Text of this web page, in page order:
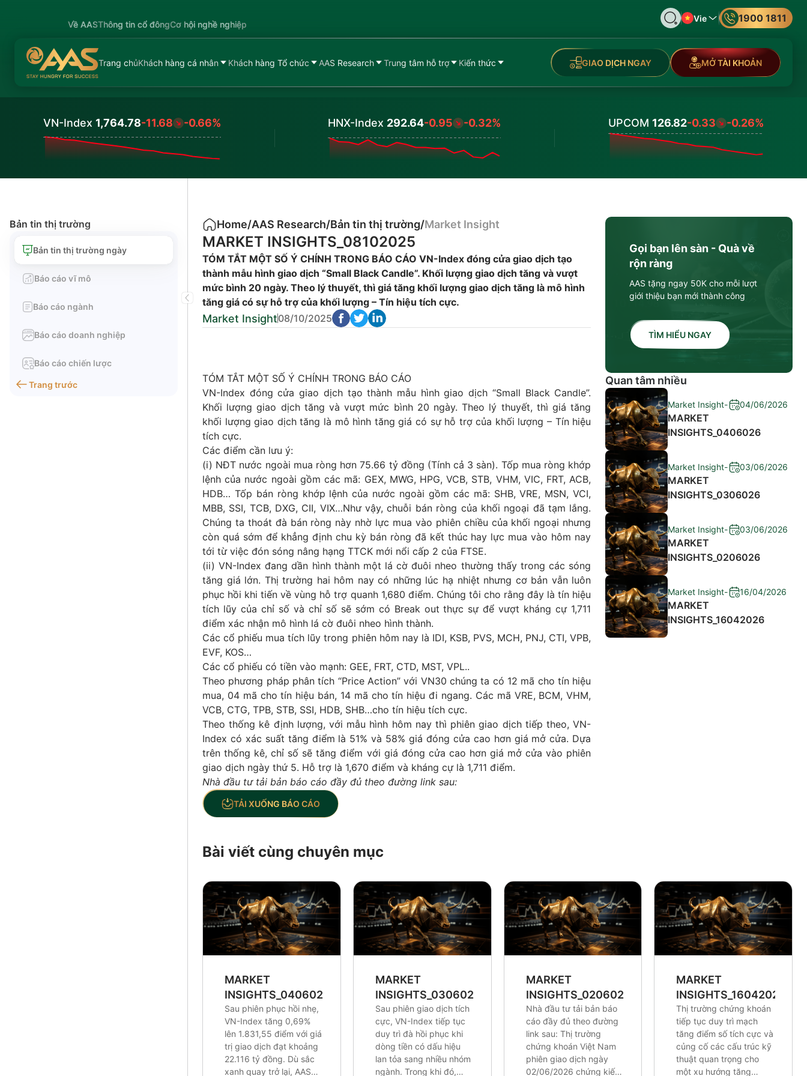
Về AASThông tin cổ đôngCơ hội nghề nghiệp
Vie 1900 1811
Trang chủKhách hàng cá nhân Khách hàng Tổ chức AAS Research Trung tâm hỗ trợ Kiến thức GIAO DỊCH NGAY MỞ TÀI KHOẢN
VN-Index 1,764.78-11.68 -0.66% HNX-Index 292.64-0.95 -0.32% UPCOM 126.82-0.33 -0.26%
Bản tin thị trường
Bản tin thị trường ngày
Báo cáo vĩ mô
Báo cáo ngành
Báo cáo doanh nghiệp
Báo cáo chiến lược
Trang trước
Home/AAS Research/Bản tin thị trường/Market Insight
MARKET INSIGHTS_08102025
TÓM TẮT MỘT SỐ Ý CHÍNH TRONG BÁO CÁO VN-Index đóng cửa giao dịch tạo
thành mẫu hình giao dịch “Small Black Candle”. Khối lượng giao dịch tăng và vượt
mức bình 20 ngày. Theo lý thuyết, thì giá tăng khối lượng giao dịch tăng là mô hình
tăng giá có sự hỗ trợ của khối lượng – Tín hiệu tích cực.
Market Insight08/10/2025
TÓM TẮT MỘT SỐ Ý CHÍNH TRONG BÁO CÁO
VN-Index đóng cửa giao dịch tạo thành mẫu hình giao dịch “Small Black Candle”.
Khối lượng giao dịch tăng và vượt mức bình 20 ngày. Theo lý thuyết, thì giá tăng
khối lượng giao dịch tăng là mô hình tăng giá có sự hỗ trợ của khối lượng – Tín hiệu
tích cực.
Các điểm cần lưu ý:
(i) NĐT nước ngoài mua ròng hơn 75.66 tỷ đồng (Tính cả 3 sàn). Tốp mua ròng khớp
lệnh của nước ngoài gồm các mã: GEX, MWG, HPG, VCB, STB, VHM, VIC, FRT, ACB,
HDB… Tốp bán ròng khớp lệnh của nước ngoài gồm các mã: SHB, VRE, MSN, VCI,
MBB, SSI, TCB, DXG, CII, VIX…Như vậy, chuỗi bán ròng của khối ngoại đã tạm lắng.
Chúng ta thoát đà bán ròng này nhờ lực mua vào phiên chiều của khối ngoại nhưng
còn quá sớm để khẳng định chu kỳ bán ròng đã kết thúc hay lực mua vào hôm nay
tới từ việc đón sóng nâng hạng TTCK mới nổi cấp 2 của FTSE.
(ii) VN-Index đang dần hình thành một lá cờ đuôi nheo thường thấy trong các sóng
tăng giá lớn. Thị trường hai hôm nay có những lúc hạ nhiệt nhưng cơ bản vẫn luôn
phục hồi khi tiến về vùng hỗ trợ quanh 1,680 điểm. Chúng tôi cho rằng đây là tín hiệu
tích lũy của chỉ số và chỉ số sẽ sớm có Break out thực sự để vượt kháng cự 1,711
điểm xác nhận mô hình lá cờ đuôi nheo hình thành.
Các cổ phiếu mua tích lũy trong phiên hôm nay là IDI, KSB, PVS, MCH, PNJ, CTI, VPB,
EVF, KOS…
Các cổ phiếu có tiền vào mạnh: GEE, FRT, CTD, MST, VPL..
Theo phương pháp phân tích “Price Action” với VN30 chúng ta có 12 mã cho tín hiệu
mua, 04 mã cho tín hiệu bán, 14 mã cho tín hiệu đi ngang. Các mã VRE, BCM, VHM,
VCB, CTG, TPB, STB, SSI, HDB, SHB…cho tín hiệu tích cực.
Theo thống kê định lượng, với mẫu hình hôm nay thì phiên giao dịch tiếp theo, VN-
Index có xác suất tăng điểm là 51% và 58% giá đóng cửa cao hơn giá mở cửa. Dựa
trên thống kê, chỉ số sẽ tăng điểm với giá đóng cửa cao hơn giá mở cửa vào phiên
giao dịch ngày thứ 5. Hỗ trợ là 1,670 điểm và kháng cự là 1,711 điểm.
Nhà đầu tư tải bản báo cáo đầy đủ theo đường link sau:
TẢI XUỐNG BÁO CÁO
Gọi bạn lên sàn - Quà về
rộn ràng
AAS tặng ngay 50K cho mỗi lượt
giới thiệu bạn mới thành công
TÌM HIỂU NGAY
Quan tâm nhiều
Market Insight- 04/06/2026
MARKET
INSIGHTS_0406026
Market Insight- 03/06/2026
MARKET
INSIGHTS_0306026
Market Insight- 03/06/2026
MARKET
INSIGHTS_0206026
Market Insight- 16/04/2026
MARKET
INSIGHTS_16042026
Bài viết cùng chuyên mục
MARKET
INSIGHTS_0406026
Sau phiên phục hồi nhẹ,
VN-Index tăng 0,69%
lên 1.831,55 điểm với giá
trị giao dịch đạt khoảng
22.116 tỷ đồng. Dù sắc
xanh quay trở lại, AAS
MARKET
INSIGHTS_0306026
Sau phiên giao dịch tích
cực, VN-Index tiếp tục
duy trì đà hồi phục khi
dòng tiền có dấu hiệu
lan tỏa sang nhiều nhóm
ngành. Trong khi đó,
MARKET
INSIGHTS_0206026
Nhà đầu tư tải bản báo
cáo đầy đủ theo đường
link sau: Thị trường
chứng khoán Việt Nam
phiên giao dịch ngày
02/06/2026 chứng kiến
MARKET
INSIGHTS_16042026
Thị trường chứng khoán
tiếp tục duy trì mạch
tăng điểm số tích cực và
củng cố các cấu trúc kỹ
thuật quan trọng cho
một xu hướng tăng